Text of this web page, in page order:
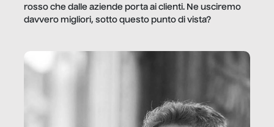
rosso che dalle aziende porta ai clienti. Ne usciremo
davvero migliori, sotto questo punto di vista?